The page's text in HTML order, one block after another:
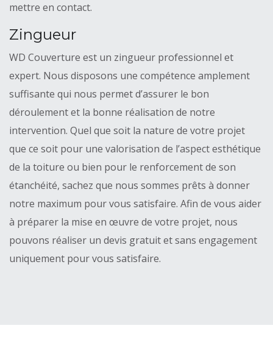
mettre en contact.
Zingueur
WD Couverture est un zingueur professionnel et
expert. Nous disposons une compétence amplement
suffisante qui nous permet d’assurer le bon
déroulement et la bonne réalisation de notre
intervention. Quel que soit la nature de votre projet
que ce soit pour une valorisation de l’aspect esthétique
de la toiture ou bien pour le renforcement de son
étanchéité, sachez que nous sommes prêts à donner
notre maximum pour vous satisfaire. Afin de vous aider
à préparer la mise en œuvre de votre projet, nous
pouvons réaliser un devis gratuit et sans engagement
uniquement pour vous satisfaire.